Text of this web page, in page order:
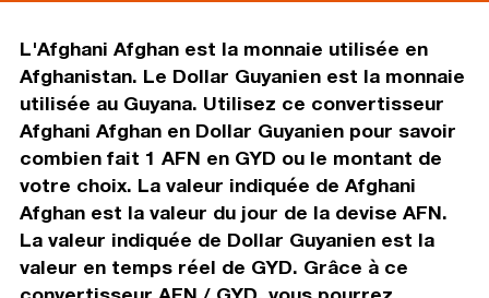
L'Afghani Afghan est la monnaie utilisée en
Afghanistan. Le Dollar Guyanien est la monnaie
utilisée au Guyana. Utilisez ce convertisseur
Afghani Afghan en Dollar Guyanien pour savoir
combien fait 1 AFN en GYD ou le montant de
votre choix. La valeur indiquée de Afghani
Afghan est la valeur du jour de la devise AFN.
La valeur indiquée de Dollar Guyanien est la
valeur en temps réel de GYD. Grâce à ce